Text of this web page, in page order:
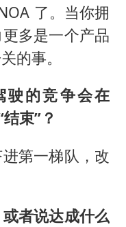
了。当你拥
多是一个产品
的事。
驶的竞争会在
束”？
第一梯队，改
者说达成什么